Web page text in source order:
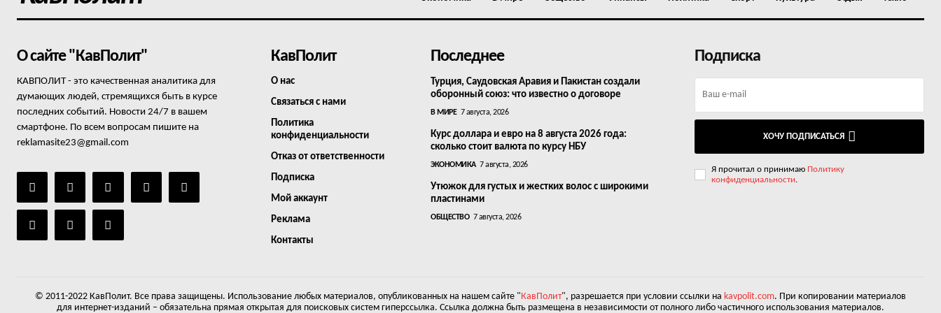
О сайте "КавПолит"
КАВПОЛИТ - это качественная аналитика для
думающих людей, стремящихся быть в курсе
последних событий. Новости 24/7 в вашем
смартфоне. По всем вопросам пишите на
reklamasite23@gmail.com
КавПолит
О нас
Связаться с нами
Политика
конфиденциальности
Отказ от ответственности
Подписка
Мой аккаунт
Реклама
Контакты
Последнее
Турция, Саудовская Аравия и Пакистан создали
оборонный союз: что известно о договоре
В МИРЕ 7 августа, 2026
Курс доллара и евро на 8 августа 2026 года:
сколько стоит валюта по курсу НБУ
ЭКОНОМИКА 7 августа, 2026
Утюжок для густых и жестких волос с широкими
пластинами
ОБЩЕСТВО 7 августа, 2026
Подписка
ХОЧУ ПОДПИСАТЬСЯ
Я прочитал о принимаю Политику
конфиденциальности.
© 2011-2022 КавПолит. Все права защищены. Использование любых материалов, опубликованных на нашем сайте " КавПолит", разрешается при условии ссылки на kavpolit.com. При копировании материалов
для интернет-изданий – обязательна прямая открытая для поисковых систем гиперссылка. Ссылка должна быть размещена в независимости от полного либо частичного использования материалов.